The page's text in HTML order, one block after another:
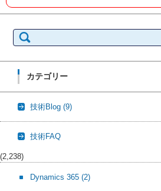
索:
カテゴリー
技術Blog (9)
技術FAQ
(2,238)
Dynamics 365 (2)